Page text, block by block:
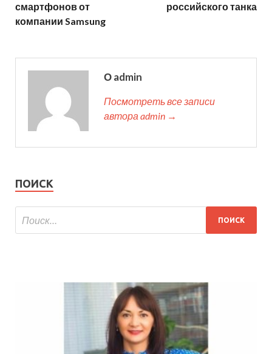
смартфонов от
компании Samsung
российского танка
О admin
Посмотреть все записи
автора admin →
ПОИСК